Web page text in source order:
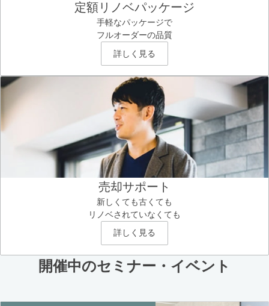
定額リノベパッケージ
手軽なパッケージで
フルオーダーの品質
詳しく見る
売却サポート
新しくても古くても
リノベされていなくても
詳しく見る
開催中のセミナー・イベント